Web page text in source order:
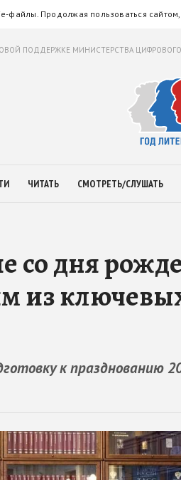
файлы. Продолжая пользоваться
ПОДДЕРЖКЕ МИНИСТЕРСТВА
ЧИТАТЬ СМОТРЕТЬ/СЛУШАТЬ
со дня
из
к празднованию